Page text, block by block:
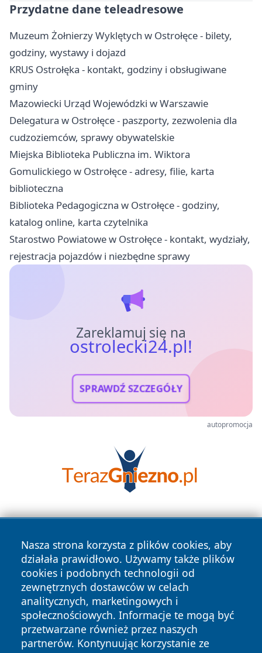
Przydatne dane teleadresowe
Muzeum Żołnierzy Wyklętych w Ostrołęce - bilety,
godziny, wystawy i dojazd
KRUS Ostrołęka - kontakt, godziny i obsługiwane
gminy
Mazowiecki Urząd Wojewódzki w Warszawie
Delegatura w Ostrołęce - paszporty, zezwolenia dla
cudzoziemców, sprawy obywatelskie
Miejska Biblioteka Publiczna im. Wiktora
Gomulickiego w Ostrołęce - adresy, filie, karta
biblioteczna
Biblioteka Pedagogiczna w Ostrołęce - godziny,
katalog online, karta czytelnika
Starostwo Powiatowe w Ostrołęce - kontakt, wydziały,
rejestracja pojazdów i niezbędne sprawy
Zareklamuj się na
ostrolecki24.pl!
SPRAWDŹ SZCZEGÓŁY
autopromocja
Nasza strona korzysta z plików cookies, aby
działała prawidłowo. Używamy także plików
cookies i podobnych technologii od
zewnętrznych dostawców w celach
analitycznych, marketingowych i
społecznościowych. Informacje te mogą być
przetwarzane również przez naszych
partnerów. Kontynuując korzystanie ze
Copyright © 2026 ostrolecki24.pl Wszystkie prawa
zastrzeżone.
Polityka
Polityka